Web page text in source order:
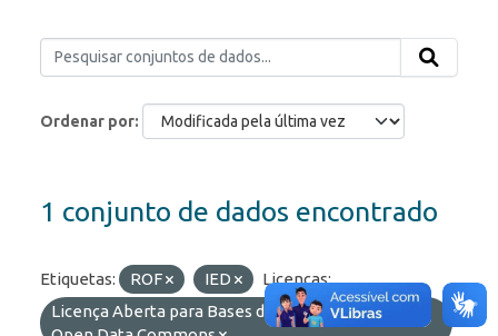
Ordenar por
1 conjunto de dados encontrado
Etiquetas: ROF IED
Licenças:
Licença Aberta para Bases de Dados (ODbL) do